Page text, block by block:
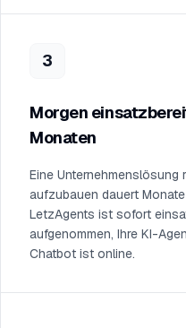
3
Morgen
Monaten
Eine Unternehmenslösung
aufzubauen dauert
LetzAgents ist sofort
aufgenommen, Ihre KI-
Chatbot ist online.